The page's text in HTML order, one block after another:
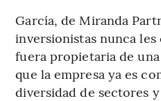
García, de Miranda
inversionistas nunca les
fuera propietaria de
que la empresa ya es
diversidad de sectores